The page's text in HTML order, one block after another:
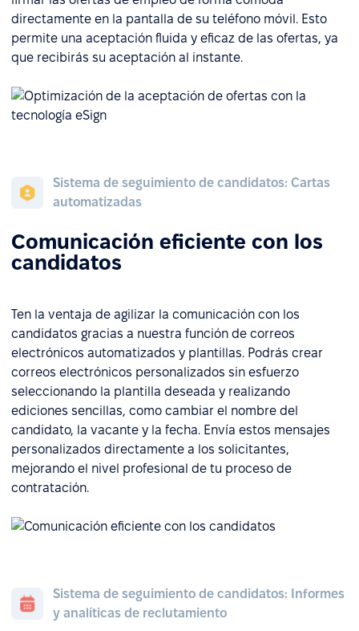
directamente en la pantalla de su teléfono móvil. Esto
permite una aceptación fluida y eficaz de las ofertas, ya
que recibirás su aceptación al instante.
Sistema de seguimiento de candidatos: Cartas
automatizadas
Comunicación eficiente con los
candidatos
Ten la ventaja de agilizar la comunicación con los
candidatos gracias a nuestra función de correos
electrónicos automatizados y plantillas. Podrás crear
correos electrónicos personalizados sin esfuerzo
seleccionando la plantilla deseada y realizando
ediciones sencillas, como cambiar el nombre del
candidato, la vacante y la fecha. Envía estos mensajes
personalizados directamente a los solicitantes,
mejorando el nivel profesional de tu proceso de
contratación.
Sistema de seguimiento de candidatos: Informes
y analíticas de reclutamiento